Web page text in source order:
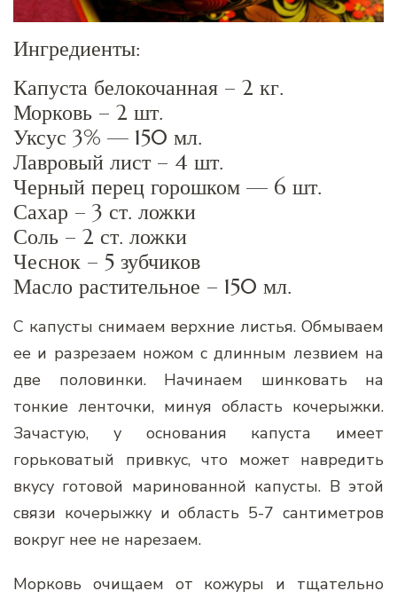
Ингредиенты:
Капуста белокочанная – 2 кг.
Морковь – 2 шт.
Уксус 3% — 150 мл.
Лавровый лист – 4 шт.
Черный перец горошком — 6 шт.
Сахар – 3 ст. ложки
Соль – 2 ст. ложки
Чеснок – 5 зубчиков
Масло растительное – 150 мл.
С капусты снимаем верхние листья. Обмываем
ее и разрезаем ножом с длинным лезвием на
две половинки. Начинаем шинковать на
тонкие ленточки, минуя область кочерыжки.
Зачастую, у основания капуста имеет
горьковатый привкус, что может навредить
вкусу готовой маринованной капусты. В этой
связи кочерыжку и область 5-7 сантиметров
вокруг нее не нарезаем.
Морковь очищаем от кожуры и тщательно